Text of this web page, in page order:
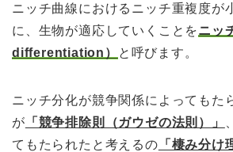
ニッチ曲線におけるニッチ重複度が
に、生物が適応していくことをニッ
differentiation）
と呼びます。
ニッチ分化が競争関係によってもた
が 「競争排除則（ガウゼの法則）」
てもたられたと考えるの 「棲み分け